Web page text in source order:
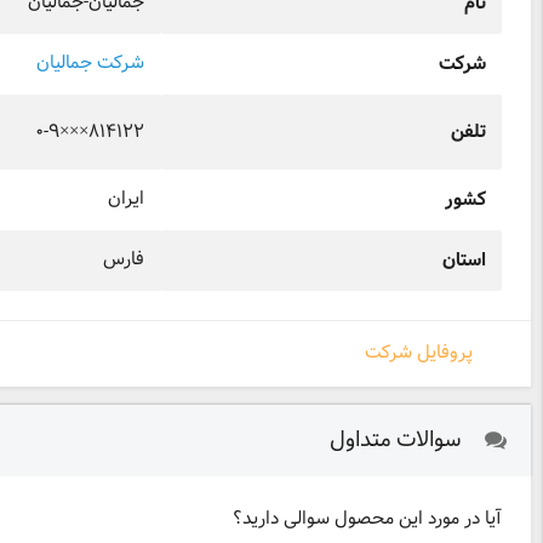
شرکت شرکت جمالیان
تلفن ۰-۹×××۸۱۴۱۲۲
کشور ایران
استان فارس
پروفایل شرکت
سوالات متداول
آیا در مورد این محصول سوالی دارید؟